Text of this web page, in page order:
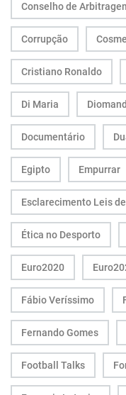
Conselho de
Corrupção
Cristiano Ronaldo
Di Maria
Documentário
Egipto Empurrar
Esclarecimento Leis
Ética no Desporto
Euro2020
Fábio Veríssimo
Fernando Gomes
Football Talks